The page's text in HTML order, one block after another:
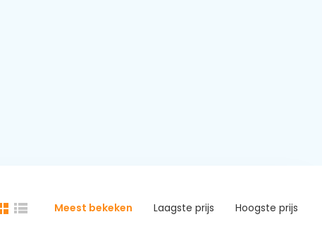
Meest bekeken Laagste prijs Hoogste prijs